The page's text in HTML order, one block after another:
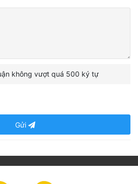
không vượt quá 500 ký tự
Gửi